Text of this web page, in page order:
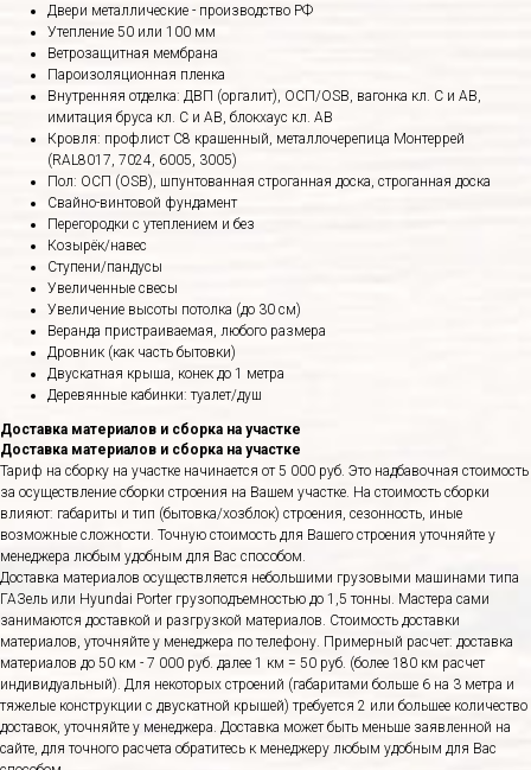
Двери металлические - производство РФ
Утепление 50 или 100 мм
Ветрозащитная мембрана
Пароизоляционная пленка
Внутренняя отделка: ДВП (оргалит), ОСП/OSB, вагонка кл. С и АВ,
имитация бруса кл. С и АВ, блокхаус кл. АВ
Кровля: профлист С8 крашенный, металлочерепица Монтеррей
(RAL8017, 7024, 6005, 3005)
Пол: ОСП (OSB), шпунтованная строганная доска, строганная доска
Свайно-винтовой фундамент
Перегородки с утеплением и без
Козырёк/навес
Ступени/пандусы
Увеличенные свесы
Увеличение высоты потолка (до 30 см)
Веранда пристраиваемая, любого размера
Дровник (как часть бытовки)
Двускатная крыша, конек до 1 метра
Деревянные кабинки: туалет/душ
Доставка материалов и сборка на участке
Доставка материалов и сборка на участке
Тариф на сборку на участке начинается от 5 000 руб. Это надбавочная стоимость
за осуществление сборки строения на Вашем участке. На стоимость сборки
влияют: габариты и тип (бытовка/хозблок) строения, сезонность, иные
возможные сложности. Точную стоимость для Вашего строения уточняйте у
менеджера любым удобным для Вас способом.
Доставка материалов осуществляется небольшими грузовыми машинами типа
ГАЗель или Hyundai Porter грузоподъемностью до 1,5 тонны. Мастера сами
занимаются доставкой и разгрузкой материалов. Стоимость доставки
материалов, уточняйте у менеджера по телефону. Примерный расчет: доставка
материалов до 50 км - 7 000 руб. далее 1 км = 50 руб. (более 180 км расчет
индивидуальный). Для некоторых строений (габаритами больше 6 на 3 метра и
тяжелые конструкции с двускатной крышей) требуется 2 или большее количество
доставок, уточняйте у менеджера. Доставка может быть меньше заявленной на
сайте, для точного расчета обратитесь к менеджеру любым удобным для Вас